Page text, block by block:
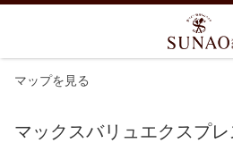
マップを見る
マックスバリュエクスプ